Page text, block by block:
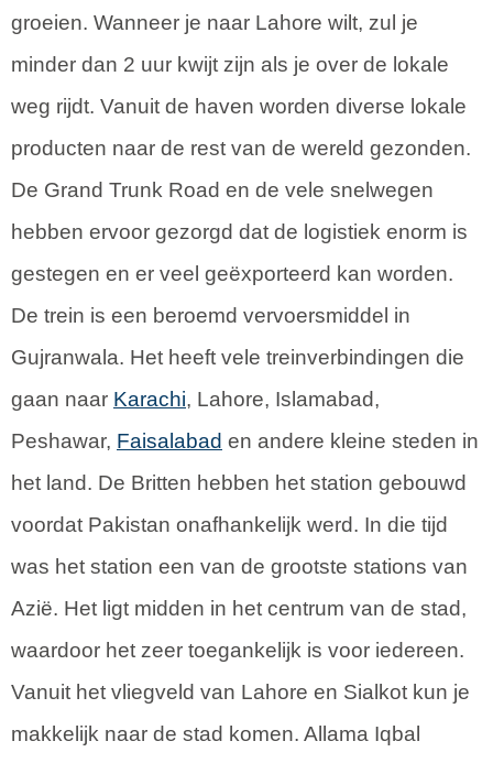
groeien. Wanneer je naar Lahore wilt, zul je
minder dan 2 uur kwijt zijn als je over de lokale
weg rijdt. Vanuit de haven worden diverse lokale
producten naar de rest van de wereld gezonden.
De Grand Trunk Road en de vele snelwegen
hebben ervoor gezorgd dat de logistiek enorm is
gestegen en er veel geëxporteerd kan worden.
De trein is een beroemd vervoersmiddel in
Gujranwala. Het heeft vele treinverbindingen die
gaan naar Karachi, Lahore, Islamabad,
Peshawar, Faisalabad en andere kleine steden in
het land. De Britten hebben het station gebouwd
voordat Pakistan onafhankelijk werd. In die tijd
was het station een van de grootste stations van
Azië. Het ligt midden in het centrum van de stad,
waardoor het zeer toegankelijk is voor iedereen.
Vanuit het vliegveld van Lahore en Sialkot kun je
makkelijk naar de stad komen. Allama Iqbal